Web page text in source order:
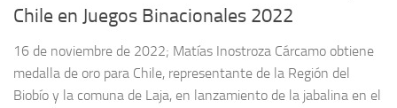
Chile en Juegos Binacionales 2022
16 de noviembre de 2022; Matías Inostroza Cárcamo obtiene
medalla de oro para Chile, representante de la Región del
Biobío y la comuna de Laja, en lanzamiento de la jabalina en el